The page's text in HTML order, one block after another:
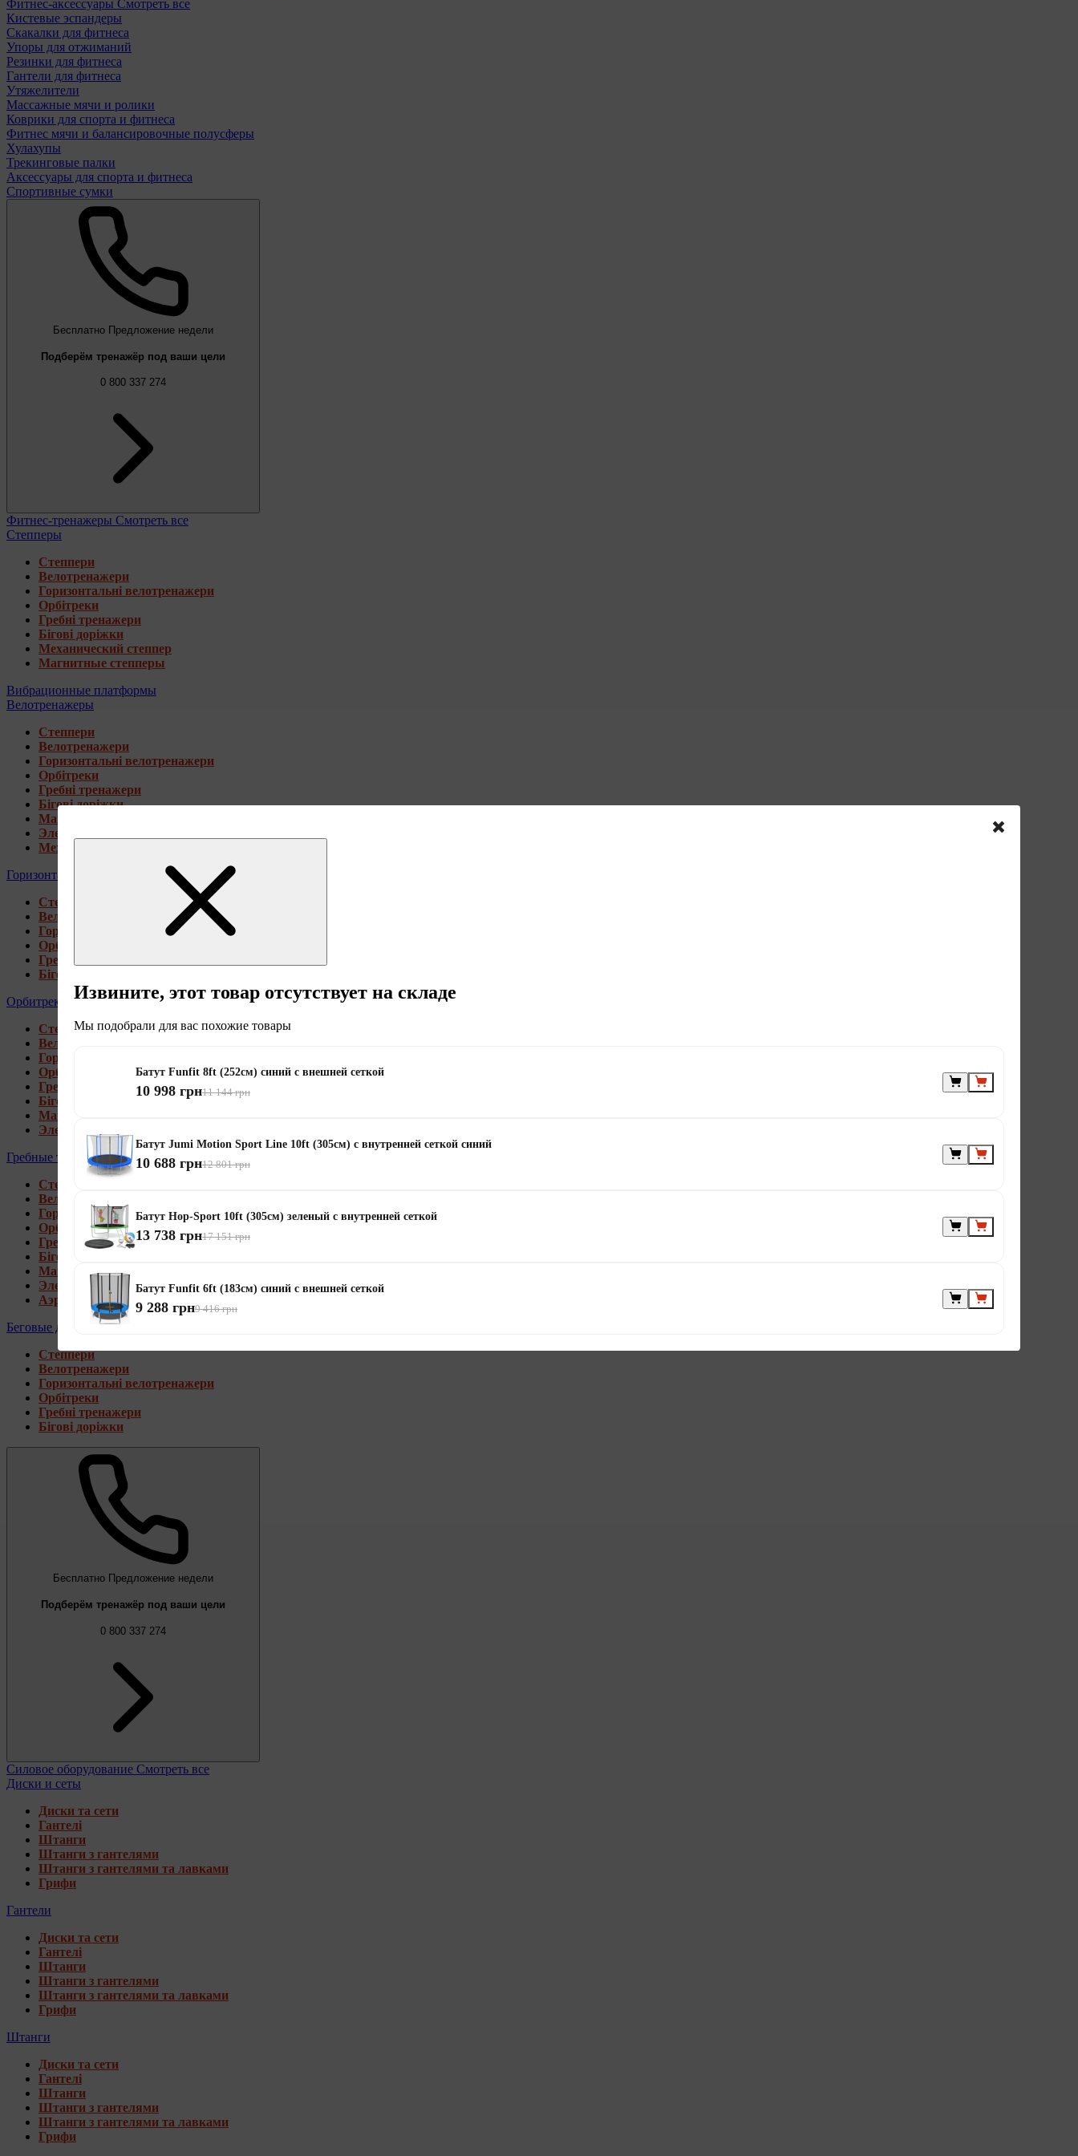
Фитнес-аксессуары Смотреть все
Кистевые эспандеры
Скакалки для фитнеса
Упоры для отжиманий
Резинки для фитнеса
Гантели для фитнеса
Утяжелители
Массажные мячи и ролики
Коврики для спорта и фитнеса
Фитнес мячи и балансировочные полусферы
Хулахупы
Трекинговые палки
Аксессуары для спорта и фитнеса
Спортивные сумки
Бесплатно Предложение недели
Подберём тренажёр под ваши цели
0 800 337 274
Фитнес-тренажеры Смотреть все
Степперы
Степпери
Велотренажери
Горизонтальні велотренажери
Орбітреки
Гребні тренажери
Бігові доріжки
Механический степпер
Магнитные степперы
Вибрационные платформы
Велотренажеры
Степпери
Велотренажери
Горизонтальні велотренажери
Орбітреки
Гребні тренажери
Бігові доріжки
Магнитные велотренажеры
Электромагнитные велотренажеры
Механические велотренажеры
Горизонтальные велотренажеры
Степпери
Велотренажери
Горизонтальні велотренажери
Орбітреки
Гребні тренажери
Бігові доріжки
Орбитреки
Степпери
Велотренажери
Горизонтальні велотренажери
Орбітреки
Гребні тренажери
Бігові доріжки
Магнитные орбитреки
Электромагнитные орбитреки
Гребные тренажеры
Степпери
Велотренажери
Горизонтальні велотренажери
Орбітреки
Гребні тренажери
Бігові доріжки
Магнитные гребные тренажеры
Электромагнитные гребные тренажеры
Аэромагнитные гребные тренажеры
Беговые дорожки
Степпери
Велотренажери
Горизонтальні велотренажери
Орбітреки
Гребні тренажери
Бігові доріжки
Бесплатно Предложение недели
Подберём тренажёр под ваши цели
0 800 337 274
Силовое оборудование Смотреть все
Диски и сеты
Диски та сети
Гантелі
Штанги
Штанги з гантелями
Штанги з гантелями та лавками
Грифи
Гантели
Диски та сети
Гантелі
Штанги
Штанги з гантелями
Штанги з гантелями та лавками
Грифи
Штанги
Диски та сети
Гантелі
Штанги
Штанги з гантелями
Штанги з гантелями та лавками
Грифи
Извините, этот товар отсутствует на складе
Мы подобрали для вас похожие товары
Батут Funfit 8ft (252см) синий с внешней сеткой
10 998 грн11 144 грн
Батут Jumi Motion Sport Line 10ft (305см) с внутренней сеткой синий
10 688 грн12 801 грн
Батут Hop-Sport 10ft (305см) зеленый с внутренней сеткой
13 738 грн17 151 грн
Батут Funfit 6ft (183см) синий с внешней сеткой
9 288 грн9 416 грн